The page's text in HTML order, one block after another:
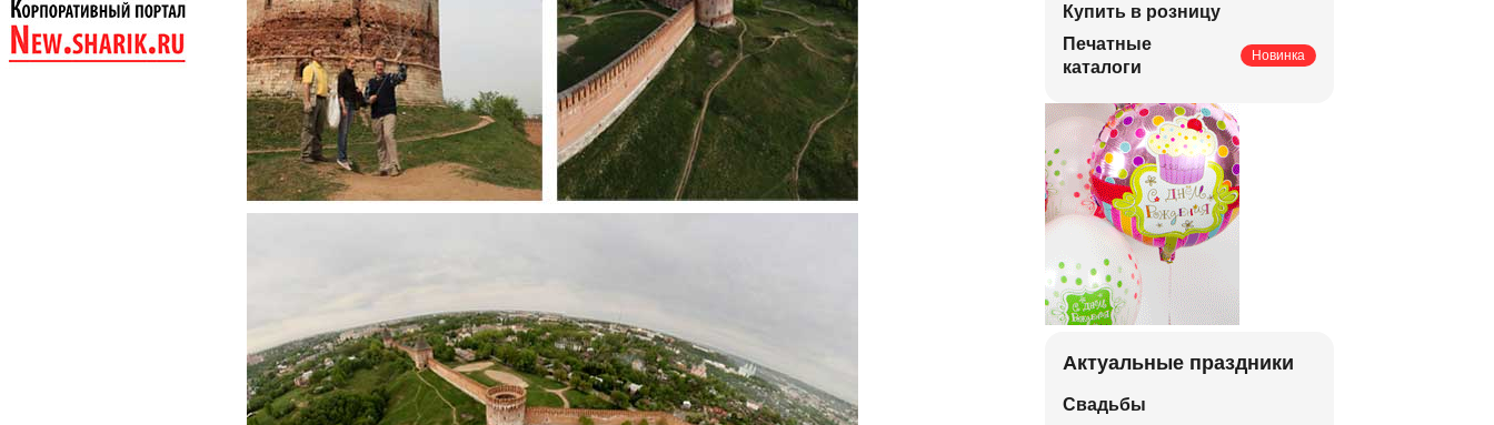
Купить в розницу
Печатные
каталоги
Новинка
Актуальные праздники
Свадьбы